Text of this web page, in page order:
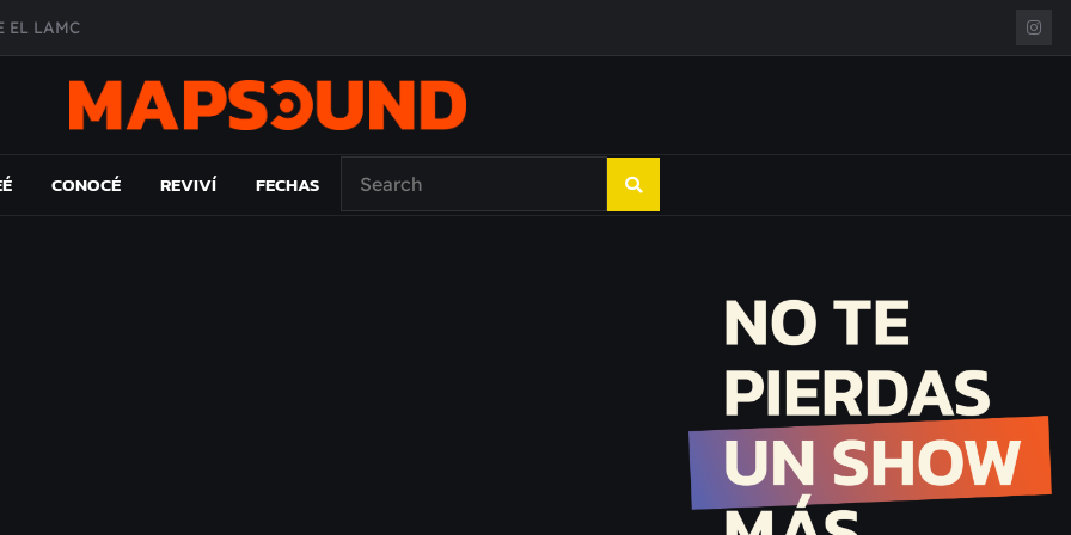
EL LAMC
DE ÉPOCA EN FORMA DE DISCO
CONOCÉ REVIVÍ FECHAS